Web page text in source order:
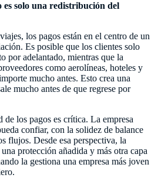
solo una redistribución del
los pagos están en el centro de un
Es posible que los clientes solo
por adelantado, mientras que la
como aerolíneas, hoteles y
mucho antes. Esto crea una
mucho antes de que regrese por
los pagos es crítica. La empresa
confiar, con la solidez de balance
flujos. Desde esa perspectiva, la
protección añadida y más otra capa
la gestiona una empresa más joven